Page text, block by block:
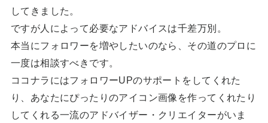
してきました。
ですが人によって必要なアドバイスは千差万別。
本当にフォロワーを増やしたいのなら、その道のプロに
一度は相談すべきです。
ココナラにはフォロワーUPのサポートをしてくれた
り、あなたにぴったりのアイコン画像を作ってくれたり
してくれる一流のアドバイザー・クリエイターがいま